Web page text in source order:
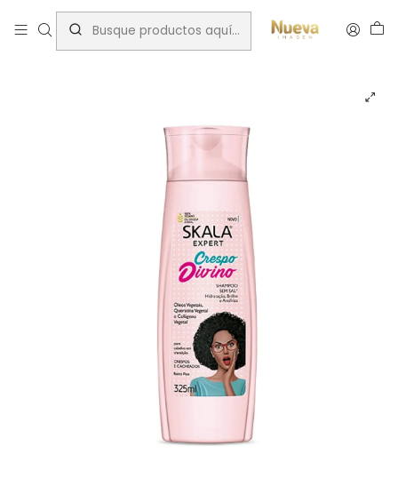
Inicio Rizos Marcas Skala
SKALA SHAMPOO CRESPO DIVINO 325 ML